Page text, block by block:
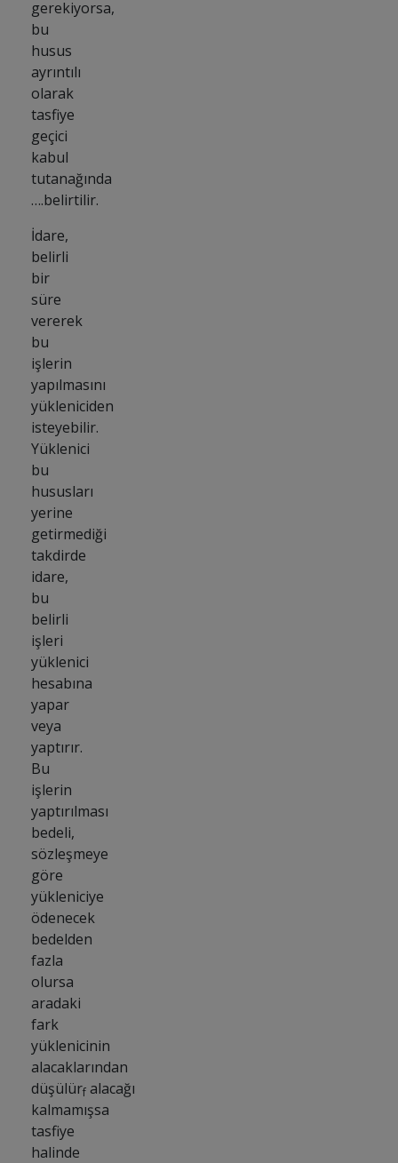
gerekiyorsa,
bu
husus
ayrıntılı
olarak
tasfiye
geçici
kabul
tutanağında
….belirtilir.
İdare,
belirli
bir
süre
vererek
bu
işlerin
yapılmasını
yükleniciden
isteyebilir.
Yüklenici
bu
hususları
yerine
getirmediği
takdirde
idare,
bu
belirli
işleri
yüklenici
hesabına
yapar
veya
yaptırır.
Bu
işlerin
yaptırılması
bedeli,
sözleşmeye
göre
yükleniciye
ödenecek
bedelden
fazla
olursa
aradaki
fark
yüklenicinin
alacaklarından
düşülürf alacağı
kalmamışsa
tasfiye
halinde